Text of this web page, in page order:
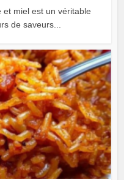
miel est un véritable
de saveurs...